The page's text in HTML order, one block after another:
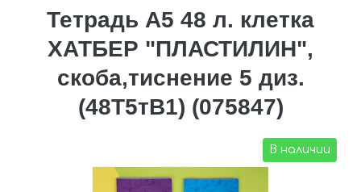
Тетрадь А5 48 л. клетка
ХАТБЕР "ПЛАСТИЛИН",
скоба,тиснение 5 диз.
(48Т5тВ1) (075847)
В наличии